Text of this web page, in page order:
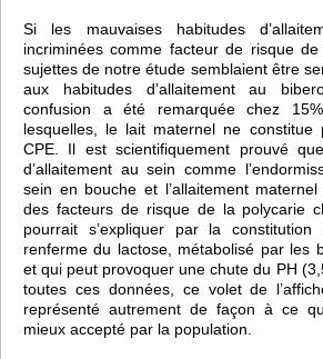
Si les mauvaises habitudes
incriminées comme facteur de risque
sujettes de notre étude semblaient être
aux habitudes d’allaitement au
confusion a été remarquée chez
lesquelles, le lait maternel ne
CPE. Il est scientifiquement prouvé
d’allaitement au sein comme
sein en bouche et l’allaitement
des facteurs de risque de la polycarie
pourrait s’expliquer par la
renferme du lactose, métabolisé par les
et qui peut provoquer une chute du PH
toutes ces données, ce volet de
représenté autrement de façon à ce
mieux accepté par la population.